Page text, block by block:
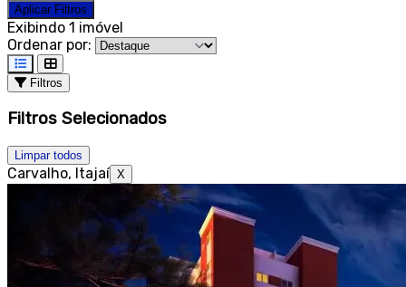
Aplicar Filtros
Exibindo 1 imóvel
Ordenar por:
Filtros
Filtros Selecionados
Limpar todos
Carvalho, Itajaí X